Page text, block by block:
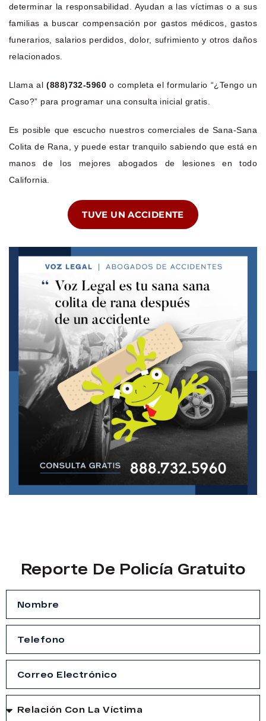
determinar la responsabilidad. Ayudan a las víctimas o a sus
familias a buscar compensación por gastos médicos, gastos
funerarios, salarios perdidos, dolor, sufrimiento y otros daños
relacionados.
Llama al(888)732-5960 o completa el formulario “¿Tengo un
Caso?” para programar una consulta inicial gratis.
Es posible que escucho nuestros comerciales de Sana-Sana
Colita de Rana, y puede estar tranquilo sabiendo que está en
manos de los mejores abogados de lesiones en todo
California.
TUVE UN ACCIDENTE
Reporte De Policía Gratuito